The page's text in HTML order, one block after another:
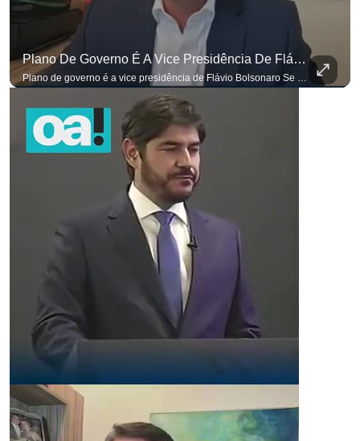
Plano De Governo É A Vice Presidência De Flávio Bolsonaro
Plano de governo é a vice presidência de Flávio Bolsonaro Se você busca informação com credibilidade, inscreva-se agora e ative o